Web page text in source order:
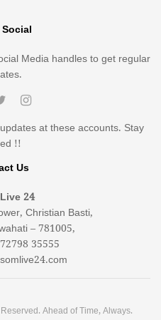
Social
Media handles to get regular
at these accounts. Stay
!!
Us
24
Christian Basti,
– 781005,
35555
Ahead of Time, Always.